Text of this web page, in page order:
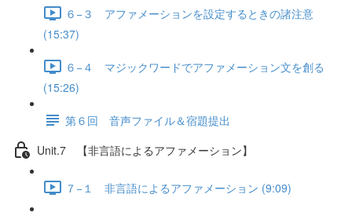
６−３ アファメーションを設定するときの諸注意
(15:37)
６−４ マジックワードでアファメーション文を創る
(15:26)
第６回 音声ファイル＆宿題提出
Unit.7 【非言語によるアファメーション】
７−１ 非言語によるアファメーション (9:09)